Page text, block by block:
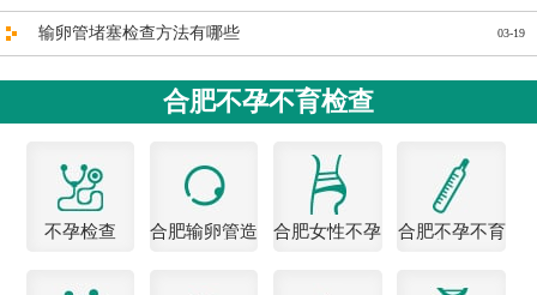
03-19
输卵管堵塞检查方法有哪些
合肥不孕不育检查
不孕检查
合肥输卵管造
合肥女性不孕
合肥不孕不育